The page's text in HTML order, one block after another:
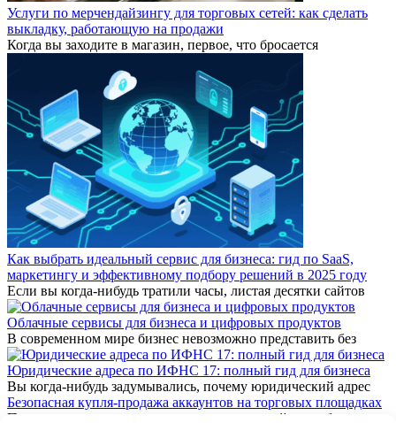
Услуги по мерчендайзингу для торговых сетей: как сделать
выкладку, работающую на продажи
Когда вы заходите в магазин, первое, что бросается
Как выбрать идеальный сервис для бизнеса: гид по SaaS,
маркетингу и эффективному подбору решений в 2025 году
Если вы когда-нибудь тратили часы, листая десятки сайтов
Облачные сервисы для бизнеса и цифровых продуктов
В современном мире бизнес невозможно представить без
Юридические адреса по ИФНС 17: полный гид для бизнеса
Вы когда-нибудь задумывались, почему юридический адрес
Безопасная купля-продажа аккаунтов на торговых площадках
Покупка и продажа аккаунтов — популярный способ